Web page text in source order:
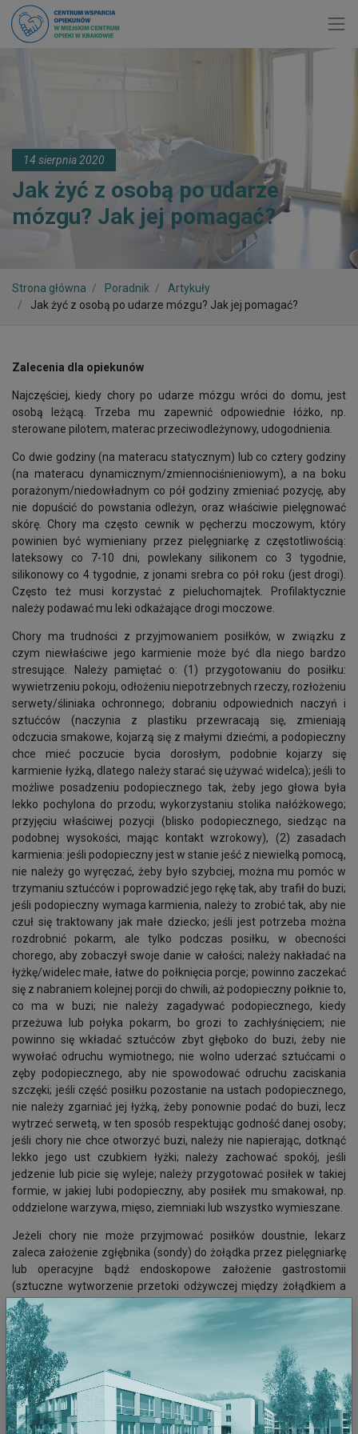
14 sierpnia 2020
Jak żyć z osobą po udarze
mózgu? Jak jej pomagać?
Strona główna Poradnik
Artykuły
Jak żyć z osobą po udarze mózgu? Jak jej pomagać?
Zalecenia dla opiekunów
Najczęściej, kiedy chory po udarze mózgu wróci do domu, jest
osobą leżącą. Trzeba mu zapewnić odpowiednie łóżko, np.
sterowane pilotem, materac przeciwodleżynowy, udogodnienia.
Co dwie godziny (na materacu statycznym) lub co cztery godziny
(na materacu dynamicznym/zmiennociśnieniowym), a na boku
porażonym/niedowładnym co pół godziny zmieniać pozycję, aby
nie dopuścić do powstania odleżyn, oraz właściwie pielęgnować
skórę. Chory ma często cewnik w pęcherzu moczowym, który
powinien być wymieniany przez pielęgniarkę z częstotliwością:
lateksowy co 7-10 dni, powlekany silikonem co 3 tygodnie,
silikonowy co 4 tygodnie, z jonami srebra co pół roku (jest drogi).
Często też musi korzystać z pieluchomajtek. Profilaktycznie
należy podawać mu leki odkażające drogi moczowe.
Chory ma trudności z przyjmowaniem posiłków, w związku z
czym niewłaściwe jego karmienie może być dla niego bardzo
stresujące. Należy pamiętać o: (1) przygotowaniu do posiłku:
wywietrzeniu pokoju, odłożeniu niepotrzebnych rzeczy, rozłożeniu
serwety/śliniaka ochronnego; dobraniu odpowiednich naczyń i
sztućców (naczynia z plastiku przewracają się, zmieniają
odczucia smakowe, kojarzą się z małymi dziećmi, a podopieczny
chce mieć poczucie bycia dorosłym, podobnie kojarzy się
karmienie łyżką, dlatego należy starać się używać widelca); jeśli to
możliwe posadzeniu podopiecznego tak, żeby jego głowa była
lekko pochylona do przodu; wykorzystaniu stolika nałóżkowego;
przyjęciu właściwej pozycji (blisko podopiecznego, siedząc na
podobnej wysokości, mając kontakt wzrokowy), (2) zasadach
karmienia: jeśli podopieczny jest w stanie jeść z niewielką pomocą,
nie należy go wyręczać, żeby było szybciej, można mu pomóc w
trzymaniu sztućców i poprowadzić jego rękę tak, aby trafił do buzi;
jeśli podopieczny wymaga karmienia, należy to zrobić tak, aby nie
czuł się traktowany jak małe dziecko; jeśli jest potrzeba można
rozdrobnić pokarm, ale tylko podczas posiłku, w obecności
chorego, aby zobaczył swoje danie w całości; należy nakładać na
łyżkę/widelec małe, łatwe do połknięcia porcje; powinno zaczekać
się z nabraniem kolejnej porcji do chwili, aż podopieczny połknie to,
co ma w buzi; nie należy zagadywać podopiecznego, kiedy
przeżuwa lub połyka pokarm, bo grozi to zachłyśnięciem; nie
powinno się wkładać sztućców zbyt głęboko do buzi, żeby nie
wywołać odruchu wymiotnego; nie wolno uderzać sztućcami o
zęby podopiecznego, aby nie spowodować odruchu zaciskania
szczęki; jeśli część posiłku pozostanie na ustach podopiecznego,
nie należy zgarniać jej łyżką, żeby ponownie podać do buzi, lecz
wytrzeć serwetą, w ten sposób respektując godność danej osoby;
jeśli chory nie chce otworzyć buzi, należy nie napierając, dotknąć
lekko jego ust czubkiem łyżki; należy zachować spokój, jeśli
jedzenie lub picie się wyleje; należy przygotować posiłek w takiej
formie, w jakiej lubi podopieczny, aby posiłek mu smakował, np.
oddzielone warzywa, mięso, ziemniaki lub wszystko wymieszane.
Jeżeli chory nie może przyjmować posiłków doustnie, lekarz
zaleca założenie zgłębnika (sondy) do żołądka przez pielęgniarkę
lub operacyjne bądź endoskopowe założenie gastrostomii
(sztuczne wytworzenie przetoki odżywczej między żołądkiem a
powłokami brzusznymi), przez które można podawać pokarmy
zmiksowane lub dietę przemysłową (płynne preparaty,
finansowane przez NFZ) przy użyciu strzykawki lub specjalnych
zestawów. Karmienie przez zgłębnik może być metodą: (1)
– pokarm o objętości 200-300 ml podawany jest za pomocą
strzykawki o stałych porach 5-7 razy dziennie, powoli, tj. około 20-
30 minut (zapobiega nudnościom i uczuciu rozpierania w
żołądku); (2)przerywaną– pokarm o objętości, np. 500 ml (butelka